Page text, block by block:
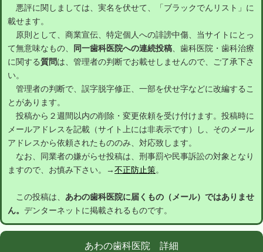
悪評に関しましては、実名を伏せて、「ブラックでんリスト」に
載せます。
原則として、商業宣伝、特定個人への誹謗中傷、当サイトにとっ
て無意味なもの、
同一歯科医院への連続投稿、歯科医院・歯科治療
に関する質問は、管理者の判断でお載せしませんので、ご了承下さ
い。
管理者の判断で、誤字脱字修正、一部を伏せ字などに改編するこ
とがあります。
投稿から２週間以内の削除・変更依頼を受け付けます。投稿時に
メールアドレスを記載（サイト上には非表示です）し、そのメール
アドレスから依頼されたもののみ、対応致します。
なお、同業者の嫌がらせ投稿は、刑事罰や民事訴訟の対象となり
ますので、お慎み下さい。→不正防止策。
この投稿は、 あわの歯科医院に届くもの（メール）ではありませ
ん。 デンターネットに掲載されるものです。
あわの歯科医院 詳細